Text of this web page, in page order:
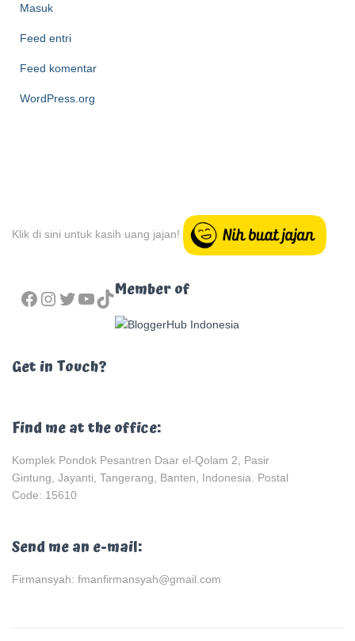
Masuk
Feed entri
Feed komentar
WordPress.org
Klik di sini untuk kasih uang jajan!
FACEBOOK INSTAGRAM TWITTER YOUTUBE TIKTOK
Member of
Get in Touch?
Find me at the office:
Komplek Pondok Pesantren Daar el-Qolam 2, Pasir
Gintung, Jayanti, Tangerang, Banten, Indonesia. Postal
Code: 15610
Send me an e-mail:
Firmansyah: fmanfirmansyah@gmail.com